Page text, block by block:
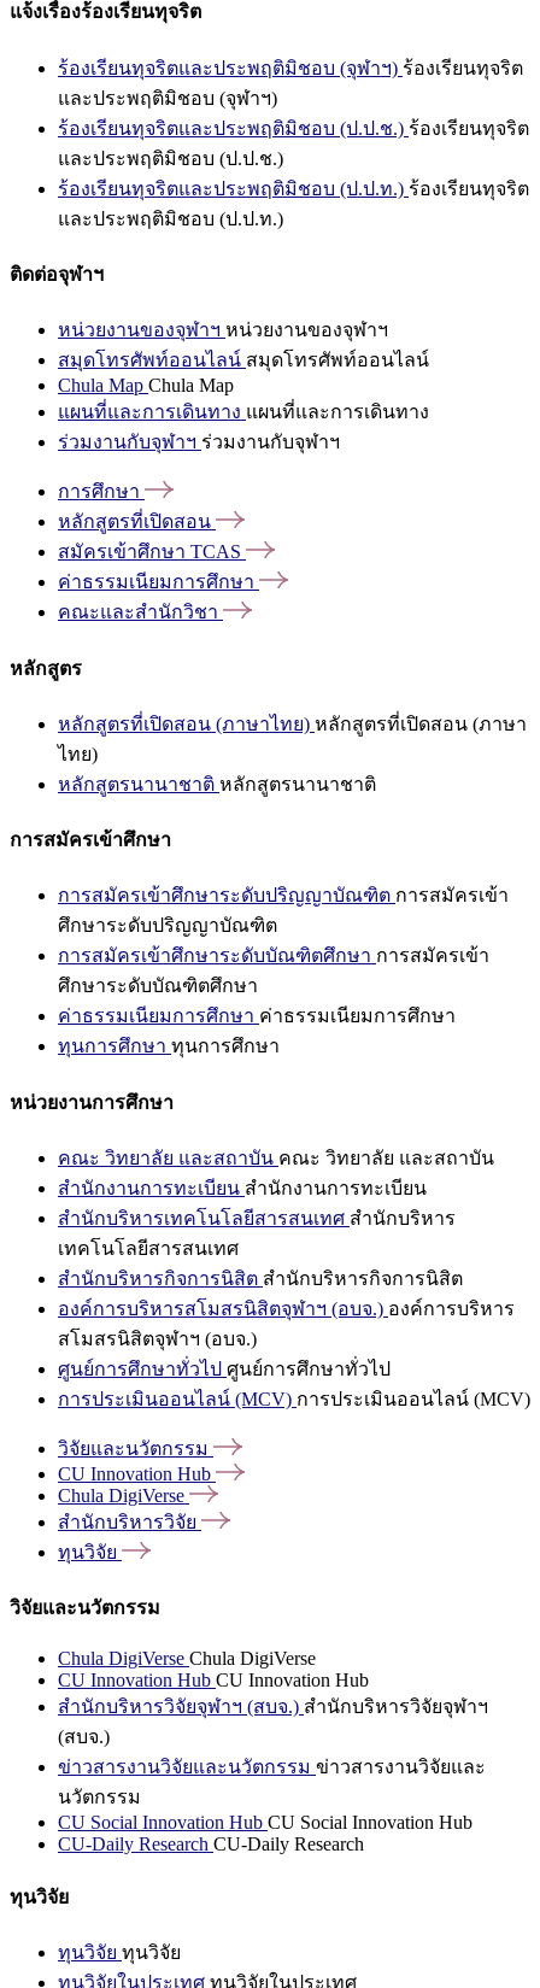
แจ้งเรื่องร้องเรียนทุจริต
ร้องเรียนทุจริตและประพฤติมิชอบ (จุฬาฯ) ร้องเรียนทุจริต
และประพฤติมิชอบ (จุฬาฯ)
ร้องเรียนทุจริตและประพฤติมิชอบ (ป.ป.ช.) ร้องเรียนทุจริต
และประพฤติมิชอบ (ป.ป.ช.)
ร้องเรียนทุจริตและประพฤติมิชอบ (ป.ป.ท.) ร้องเรียนทุจริต
และประพฤติมิชอบ (ป.ป.ท.)
ติดต่อจุฬาฯ
หน่วยงานของจุฬาฯ หน่วยงานของจุฬาฯ
สมุดโทรศัพท์ออนไลน์ สมุดโทรศัพท์ออนไลน์
Chula Map Chula Map
แผนที่และการเดินทาง แผนที่และการเดินทาง
ร่วมงานกับจุฬาฯ ร่วมงานกับจุฬาฯ
การศึกษา
หลักสูตรที่เปิดสอน
สมัครเข้าศึกษา TCAS
ค่าธรรมเนียมการศึกษา
คณะและสำนักวิชา
หลักสูตร
หลักสูตรที่เปิดสอน (ภาษาไทย) หลักสูตรที่เปิดสอน (ภาษา
ไทย)
หลักสูตรนานาชาติ หลักสูตรนานาชาติ
การสมัครเข้าศึกษา
การสมัครเข้าศึกษาระดับปริญญาบัณฑิต การสมัครเข้า
ศึกษาระดับปริญญาบัณฑิต
การสมัครเข้าศึกษาระดับบัณฑิตศึกษา การสมัครเข้า
ศึกษาระดับบัณฑิตศึกษา
ค่าธรรมเนียมการศึกษา ค่าธรรมเนียมการศึกษา
ทุนการศึกษา ทุนการศึกษา
หน่วยงานการศึกษา
คณะ วิทยาลัย และสถาบัน คณะ วิทยาลัย และสถาบัน
สำนักงานการทะเบียน สำนักงานการทะเบียน
สำนักบริหารเทคโนโลยีสารสนเทศ สำนักบริหาร
เทคโนโลยีสารสนเทศ
สำนักบริหารกิจการนิสิต สำนักบริหารกิจการนิสิต
องค์การบริหารสโมสรนิสิตจุฬาฯ (อบจ.) องค์การบริหาร
สโมสรนิสิตจุฬาฯ (อบจ.)
ศูนย์การศึกษาทั่วไป ศูนย์การศึกษาทั่วไป
การประเมินออนไลน์ (MCV) การประเมินออนไลน์ (MCV)
วิจัยและนวัตกรรม
CU Innovation Hub
Chula DigiVerse
สำนักบริหารวิจัย
ทุนวิจัย
วิจัยและนวัตกรรม
Chula DigiVerse Chula DigiVerse
CU Innovation Hub CU Innovation Hub
สำนักบริหารวิจัยจุฬาฯ (สบจ.) สำนักบริหารวิจัยจุฬาฯ
(สบจ.)
ข่าวสารงานวิจัยและนวัตกรรม ข่าวสารงานวิจัยและ
นวัตกรรม
CU Social Innovation Hub CU Social Innovation Hub
CU-Daily Research CU-Daily Research
ทุนวิจัย
ทุนวิจัย ทุนวิจัย
ทุนวิจัยในประเทศ ทุนวิจัยในประเทศ